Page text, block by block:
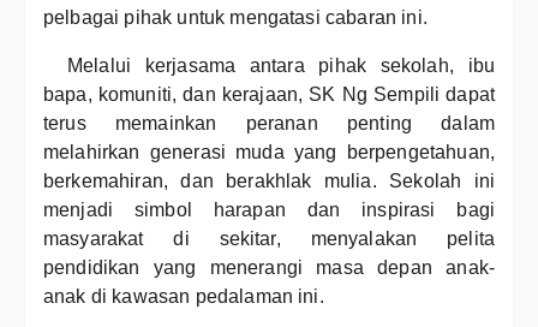
pelbagai pihak untuk mengatasi cabaran ini.
Melalui kerjasama antara pihak sekolah, ibu
bapa, komuniti, dan kerajaan, SK Ng Sempili dapat
terus memainkan peranan penting dalam
melahirkan generasi muda yang berpengetahuan,
berkemahiran, dan berakhlak mulia. Sekolah ini
menjadi simbol harapan dan inspirasi bagi
masyarakat di sekitar, menyalakan pelita
pendidikan yang menerangi masa depan anak-
anak di kawasan pedalaman ini.